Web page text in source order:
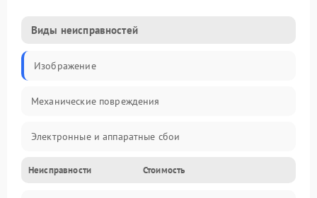
Виды неисправностей
Изображение
Механические повреждения
Электронные и аппаратные сбои
Неисправности сенсора и оптики
Неисправности Стоимость